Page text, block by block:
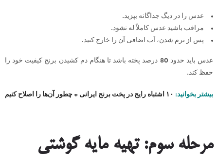
عدس را در دیگ جداگانه بپزید.
مراقب باشید عدس کاملاً له نشود.
پس از نرم شدن، آب اضافی آن را خارج کنید.
عدس باید حدود 80 درصد پخته باشد تا هنگام دم کشیدن برنج کیفیت خود را
حفظ کند.
بیشتر بخوانید: ۱۰ اشتباه رایج در پخت برنج ایرانی + چطور آن‌ها را اصلاح کنیم
مرحله سوم: تهیه مایه گوشتی